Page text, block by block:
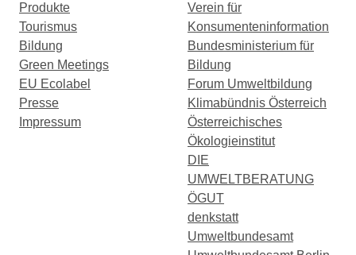
Produkte
Tourismus
Bildung
Green Meetings
EU Ecolabel
Presse
Impressum
Verein für
Konsumenteninformation
Bundesministerium für
Bildung
Forum Umweltbildung
Klimabündnis Österreich
Österreichisches
Ökologieinstitut
DIE
UMWELTBERATUNG
ÖGUT
denkstatt
Umweltbundesamt